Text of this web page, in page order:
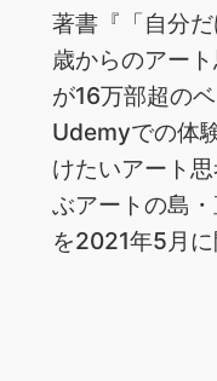
著書『「自分
歳からのアー
が16万部超の
Udemyでの体
けたいアート
ぶアートの島
を2021年5月に